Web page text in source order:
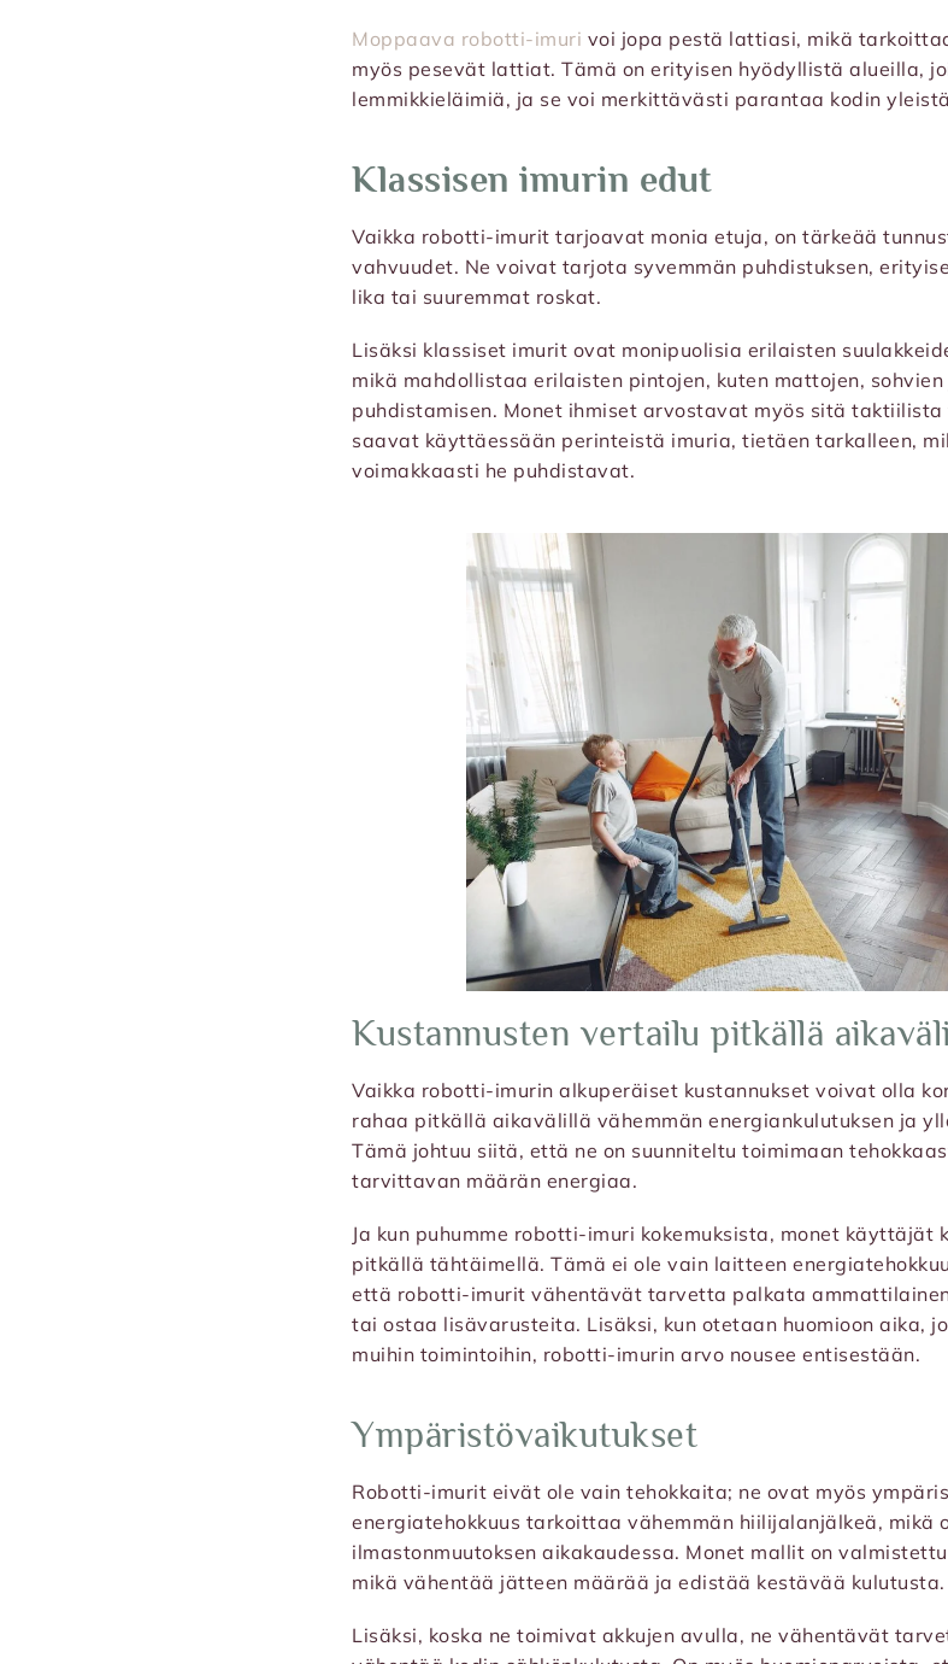
Moppaava robotti-imuri voi jopa pestä lattiasi, mikä
myös pesevät lattiat. Tämä on erityisen hyödyllistä alueilla,
lemmikkieläimiä, ja se voi merkittävästi parantaa kodin
Klassisen imurin edut
Vaikka robotti-imurit tarjoavat monia etuja, on tärkeää
vahvuudet. Ne voivat tarjota syvemmän puhdistuksen,
lika tai suuremmat roskat.
Lisäksi klassiset imurit ovat monipuolisia erilaisten
mikä mahdollistaa erilaisten pintojen, kuten mattojen,
puhdistamisen. Monet ihmiset arvostavat myös sitä
saavat käyttäessään perinteistä imuria, tietäen tarkalleen,
voimakkaasti he puhdistavat.
Kustannusten vertailu pitkällä
Vaikka robotti-imurin alkuperäiset kustannukset voivat olla
rahaa pitkällä aikavälillä vähemmän energiankulutuksen ja
Tämä johtuu siitä, että ne on suunniteltu toimimaan
tarvittavan määrän energiaa.
Ja kun puhumme robotti-imuri kokemuksista, monet käyttäjät
pitkällä tähtäimellä. Tämä ei ole vain laitteen
että robotti-imurit vähentävät tarvetta palkata
tai ostaa lisävarusteita. Lisäksi, kun otetaan huomioon aika,
muihin toimintoihin, robotti-imurin arvo nousee entisestään.
Ympäristövaikutukset
Robotti-imurit eivät ole vain tehokkaita; ne ovat myös
energiatehokkuus tarkoittaa vähemmän hiilijalanjälkeä, mikä
ilmastonmuutoksen aikakaudessa. Monet mallit on
mikä vähentää jätteen määrää ja edistää kestävää kulutusta.
Lisäksi, koska ne toimivat akkujen avulla, ne vähentävät